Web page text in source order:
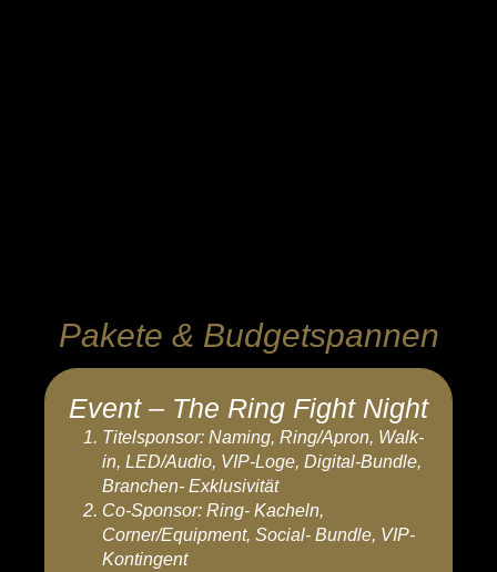
Pakete & Budgetspannen
Event – The Ring Fight Night
Titelsponsor: Naming, Ring/Apron, Walk-
in, LED/Audio, VIP-Loge, Digital-Bundle,
Branchen- Exklusivität
Co-Sponsor: Ring- Kacheln,
Corner/Equipment, Social- Bundle, VIP-
Kontingent